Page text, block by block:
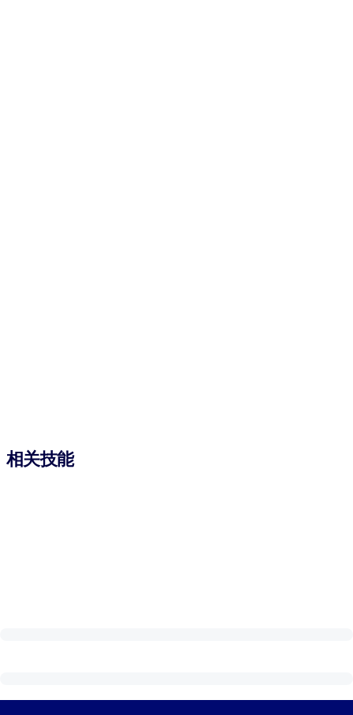
相关技能